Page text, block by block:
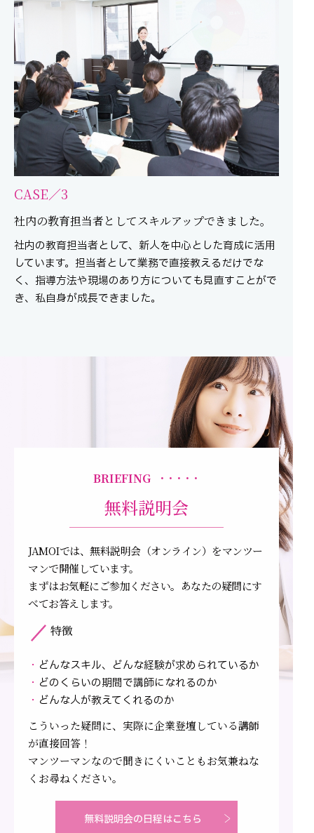
CASE／3
社内の教育担当者としてスキルアップできました。
社内の教育担当者として、新人を中心とした育成に活用
しています。担当者として業務で直接教えるだけでな
く、指導方法や現場のあり方についても見直すことがで
き、私自身が成長できました。
BRIEFING ・・・・・
無料説明会
JAMOIでは、無料説明会（オンライン）をマンツー
マンで開催しています。
まずはお気軽にご参加ください。あなたの疑問にす
べてお答えします。
特徴
・ どんなスキル、どんな経験が求められているか
・ どのくらいの期間で講師になれるのか
・ どんな人が教えてくれるのか
こういった疑問に、実際に企業登壇している講師
が直接回答！
マンツーマンなので聞きにくいこともお気兼ねな
くお尋ねください。
無料説明会の日程はこちら